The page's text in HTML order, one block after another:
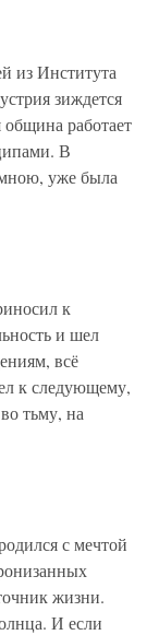
из Института
зиждется
работает
В
уже была
к
и шел
всё
к следующему,
тьму, на
с мечтой
жизни.
И если